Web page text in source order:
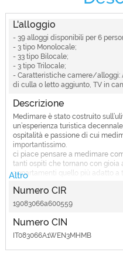
Spese aggiuntive
Colazione, Pulizia giornaliera,
Tassa di soggiorno
Politiche di cancellazione
Cancellazione gratuita entro un
Attività e Sport
Escursioni, Parco giochi, Piscina
Bar e Ristorante
Bar, Colazione a buffet, Cucina
Pizzeria, Ristorante
L'alloggio
- 39 alloggi disponibili per 6
- 3 tipo Monolocale;
- 33 tipo Bilocale;
- 3 tipo Trilocale;
- Caratteristiche camere/alloggi:
di culla o letto aggiunto, TV in
Descrizione
Medimare è stato costruito
un’esperienza turistica
ospitalità e passione di cui
importantissimo.
ci piace pensare a medimare
tanti ospiti che tornano con gioia
appartamenti quello più adatto a
senza rinunciare a sicurezza e
aria condizionata autonoma,
indipendente o terrazzino con
Altro
Numero CIR
19083066a600559
Numero CIN
IT083066A1WEN3MHMB